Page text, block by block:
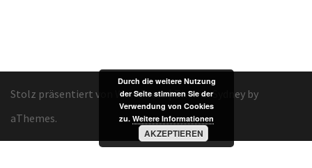
Stolz präsentiert von WordPress|Theme:Sydney by
aThemes.
Durch die weitere Nutzung
der Seite stimmen Sie der
Verwendung von Cookies
zu. Weitere Informationen
AKZEPTIEREN